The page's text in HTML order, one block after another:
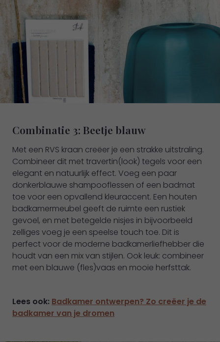
Combinatie 3: Beetje blauw
Met een RVS kraan creëer je een strakke uitstraling.
Combineer dit met travertin(look) tegels voor een
elegant en natuurlijk effect. Voeg een paar
donkerblauwe shampooflessen of een badmat
toe voor een opvallend kleuraccent. Een houten
badkamermeubel geeft de ruimte een rustiek
gevoel, en met betegelde nisjes in bijvoorbeeld
zelliges voeg je een speelse touch toe. Dit is
perfect voor de moderne badkamerliefhebber die
houdt van een mix van stijlen. Ook leuk: combineer
met een blauwe (fles)vaas en mooie herfsttak.
Lees ook: Badkamer ontwerpen? Zo creëer je de
badkamer van je dromen